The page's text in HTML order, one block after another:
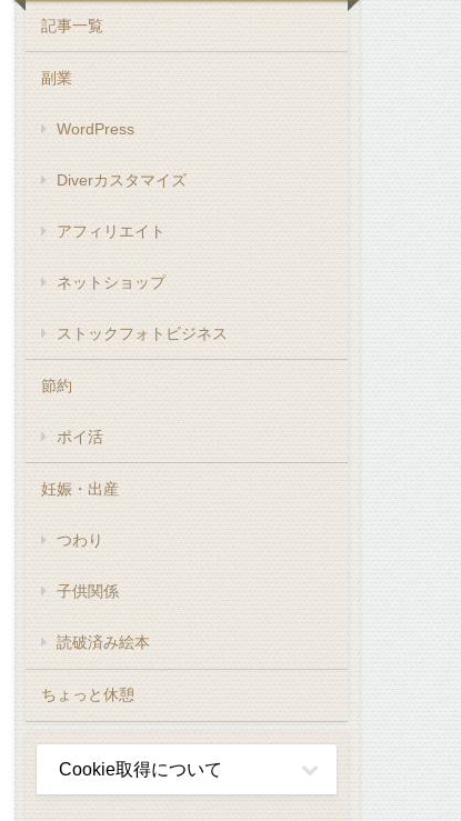
記事一覧
副業
WordPress
Diverカスタマイズ
アフィリエイト
ネットショップ
ストックフォトビジネス
節約
ポイ活
妊娠・出産
つわり
子供関係
読破済み絵本
ちょっと休憩
Cookie取得について